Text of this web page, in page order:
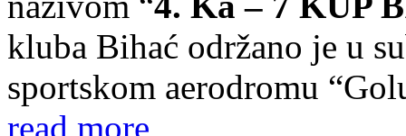
kluba Bihać održano je u
sportskom aerodromu
read more